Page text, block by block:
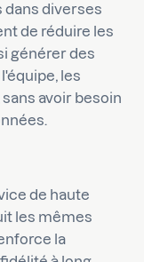
dans diverses
de réduire les
générer des
les
avoir besoin
de haute
les mêmes
la